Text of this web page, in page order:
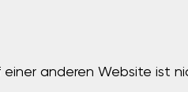
einer anderen Website ist